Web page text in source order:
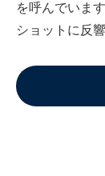
を呼んでいま
ショットに反